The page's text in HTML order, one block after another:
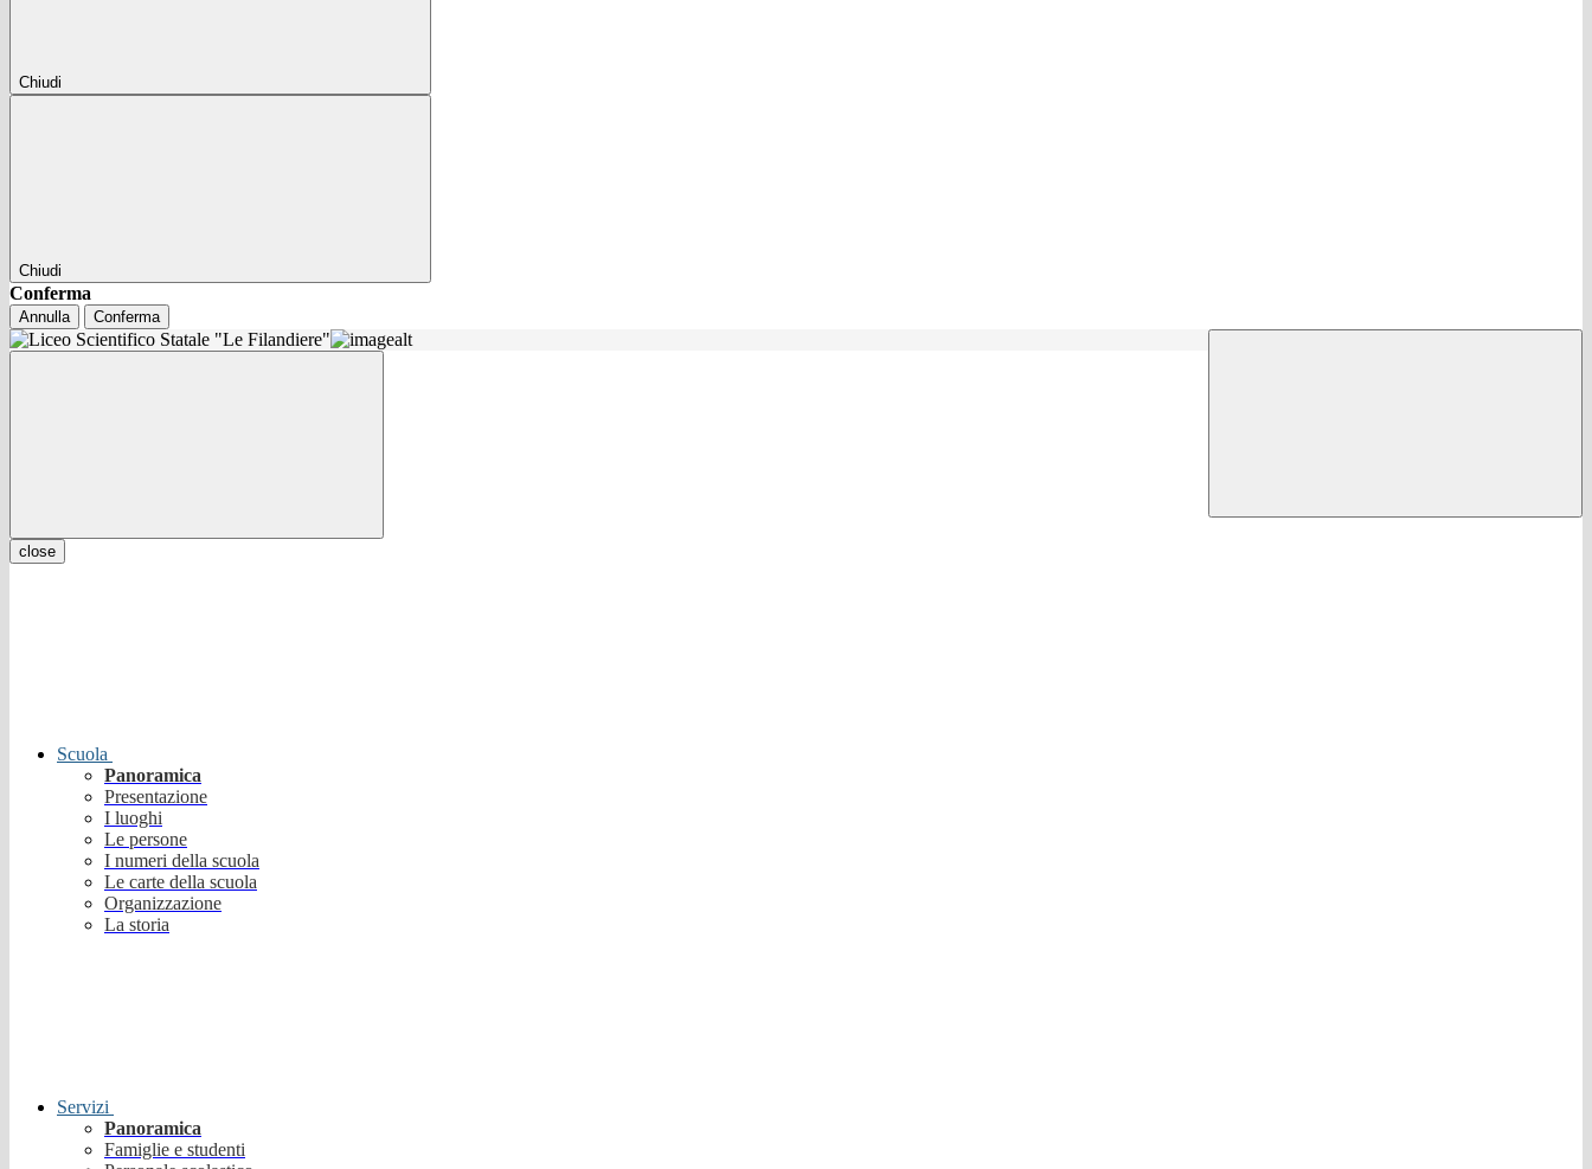
Chiudi
Chiudi
Conferma
Annulla Conferma
close
Scuola
Panoramica
Presentazione
I luoghi
Le persone
I numeri della scuola
Le carte della scuola
Organizzazione
La storia
Servizi
Panoramica
Famiglie e studenti